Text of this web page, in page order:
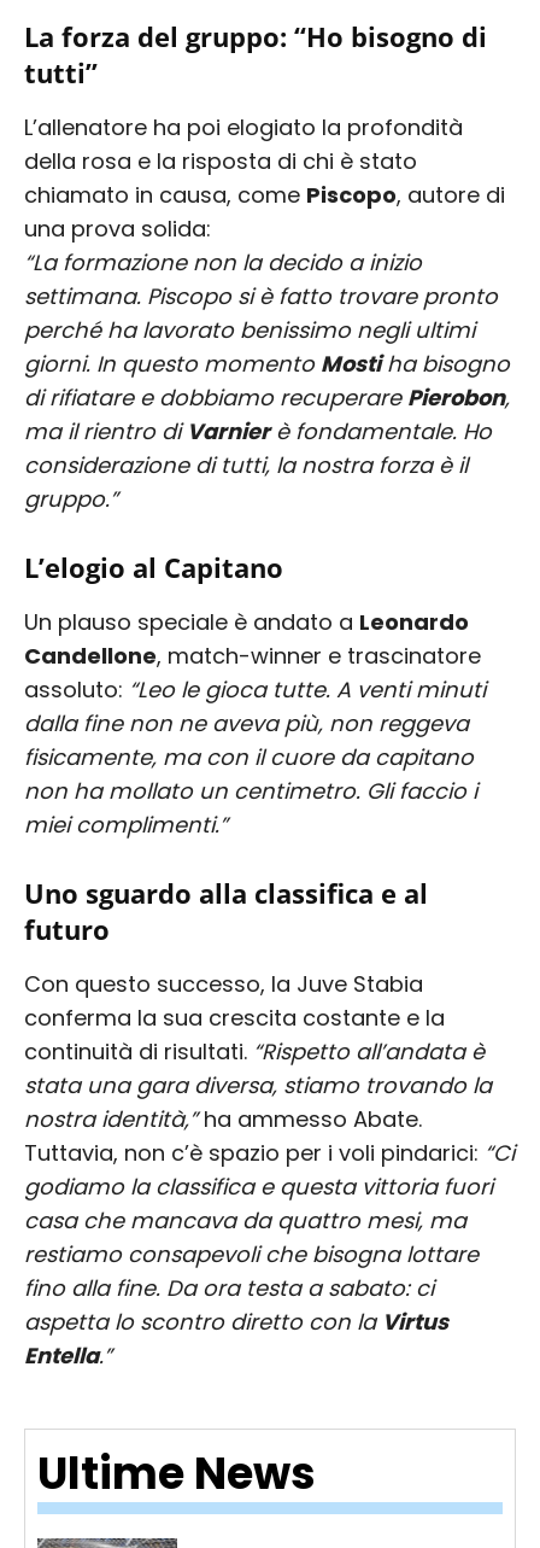
Ultime News
La forza del gruppo: “Ho bisogno di
tutti”
L’allenatore ha poi elogiato la profondità
della rosa e la risposta di chi è stato
chiamato in causa, come Piscopo, autore di
una prova solida:
“La formazione non la decido a inizio
settimana. Piscopo si è fatto trovare pronto
perché ha lavorato benissimo negli ultimi
giorni. In questo momento Mostiha bisogno
di rifiatare e dobbiamo recuperare Pierobon,
ma il rientro di Varnierè fondamentale. Ho
considerazione di tutti, la nostra forza è il
gruppo.”
L’elogio al Capitano
Un plauso speciale è andato a Leonardo
Candellone, match-winner e trascinatore
assoluto: “Leo le gioca tutte. A venti minuti
dalla fine non ne aveva più, non reggeva
fisicamente, ma con il cuore da capitano
non ha mollato un centimetro. Gli faccio i
miei complimenti.”
Uno sguardo alla classifica e al
futuro
Con questo successo, la Juve Stabia
conferma la sua crescita costante e la
continuità di risultati. “Rispetto all’andata è
stata una gara diversa, stiamo trovando la
nostra identità,”ha ammesso Abate.
Tuttavia, non c’è spazio per i voli pindarici: “Ci
godiamo la classifica e questa vittoria fuori
casa che mancava da quattro mesi, ma
restiamo consapevoli che bisogna lottare
fino alla fine. Da ora testa a sabato: ci
aspetta lo scontro diretto con la Virtus
Entella.”